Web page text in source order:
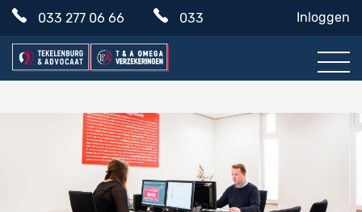
033 277 06 66 033
465 76 57
Inloggen